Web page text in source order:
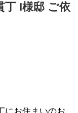
丁 I様邸 ご依
にお住まいのお